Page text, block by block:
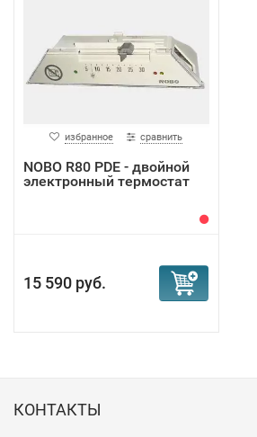
избранное сравнить
NOBO R80 PDE - двойной
электронный термостат
15 590 руб.
КОНТАКТЫ